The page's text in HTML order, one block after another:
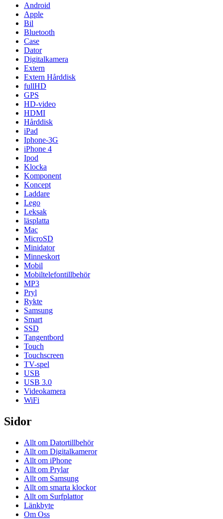
Android
Apple
Bil
Bluetooth
Case
Dator
Digitalkamera
Extern
Extern Hårddisk
fullHD
GPS
HD-video
HDMI
Hårddisk
iPad
Iphone-3G
iPhone 4
Ipod
Klocka
Komponent
Koncept
Laddare
Lego
Leksak
läsplatta
Mac
MicroSD
Minidator
Minneskort
Mobil
Mobiltelefontillbehör
MP3
Pryl
Rykte
Samsung
Smart
SSD
Tangentbord
Touch
Touchscreen
TV-spel
USB
USB 3.0
Videokamera
WiFi
Sidor
Allt om Datortillbehör
Allt om Digitalkameror
Allt om iPhone
Allt om Prylar
Allt om Samsung
Allt om smarta klockor
Allt om Surfplattor
Länkbyte
Om Oss